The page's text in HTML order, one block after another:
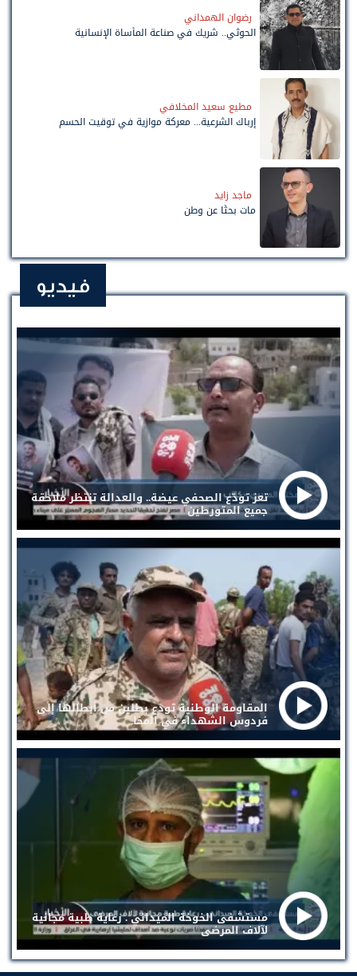
رضوان الهمداني
الحوثي.. شريك في صناعة المأساة الإنسانية
مطيع سعيد المخلافي
إرباك الشرعية... معركة موازية في توقيت الحسم
ماجد زايد
مات بحثًا عن وطن
فيديو
تعز تودّع الصحفي عيضة.. والعدالة تنتظر ملاحقة
جميع المتورطين
المقاومة الوطنية تودع بطلين من أبطالها إلى
فردوس الشهداء في المخا
مستشفى الخوخة الميداني . رعاية طبية مجانية
لآلاف المرضى